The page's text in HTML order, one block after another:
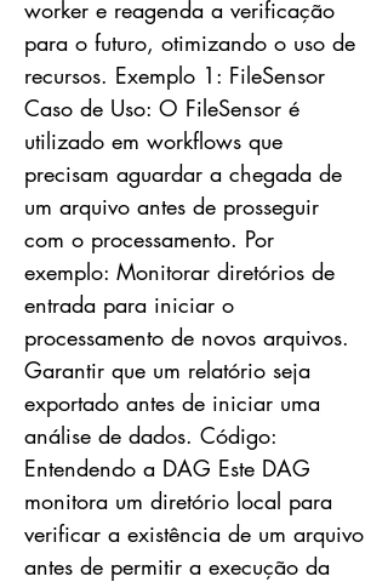
worker e reagenda a verificação
para o futuro, otimizando o uso de
recursos. Exemplo 1: FileSensor
Caso de Uso: O FileSensor é
utilizado em workflows que
precisam aguardar a chegada de
um arquivo antes de prosseguir
com o processamento. Por
exemplo: Monitorar diretórios de
entrada para iniciar o
processamento de novos arquivos.
Garantir que um relatório seja
exportado antes de iniciar uma
análise de dados. Código:
Entendendo a DAG Este DAG
monitora um diretório local para
verificar a existência de um arquivo
antes de permitir a execução da